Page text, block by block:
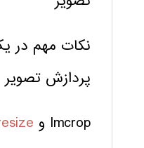
نکات مهم در
پردازش تصویر
Imcrop و